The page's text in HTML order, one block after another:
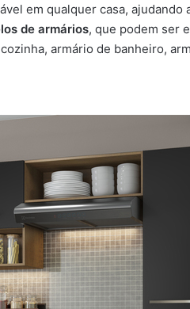
em qualquer casa, ajudando
de armários, que podem ser
armário de banheiro,